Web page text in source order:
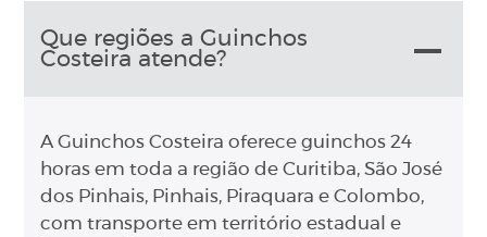
Que regiões a Guinchos
Costeira atende?
A Guinchos Costeira oferece guinchos 24
horas em toda a região de Curitiba, São José
dos Pinhais, Pinhais, Piraquara e Colombo,
com transporte em território estadual e